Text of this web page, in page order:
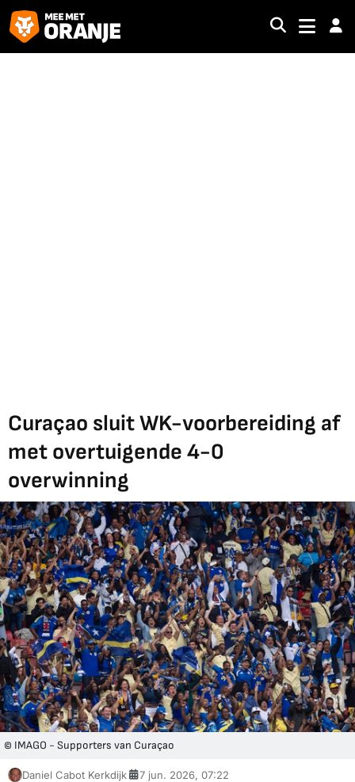
Curaçao sluit WK-voorbereiding af
met overtuigende 4-0
overwinning
© IMAGO - Supporters van Curaçao
Daniel Cabot Kerkdijk 7 jun. 2026, 07:22